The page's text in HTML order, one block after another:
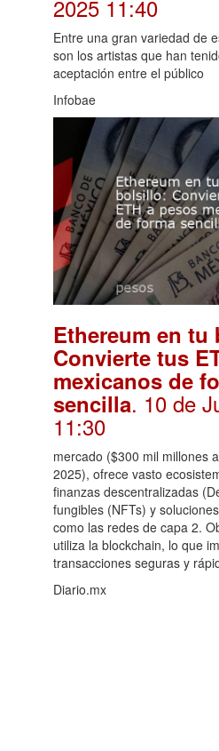
2025 11:40
Entre una gran variedad de
son los artistas que han
aceptación entre el público
Infobae
Ethereum en
Convierte tus
mexicanos de
sencilla. 10 de
11:30
mercado ($300 mil millones
2025), ofrece vasto
finanzas descentralizadas
fungibles (NFTs) y
como las redes de capa 2.
utiliza la blockchain, lo que
transacciones seguras y
Diario.mx